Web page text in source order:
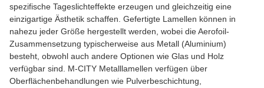
spezifische Tageslichteffekte erzeugen und gleichzeitig eine
einzigartige Ästhetik schaffen. Gefertigte Lamellen können in
nahezu jeder Größe hergestellt werden, wobei die Aerofoil-
Zusammensetzung typischerweise aus Metall (Aluminium)
besteht, obwohl auch andere Optionen wie Glas und Holz
verfügbar sind. M-CITY Metalllamellen verfügen über
Oberflächenbehandlungen wie Pulverbeschichtung,